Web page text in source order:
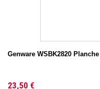
Genware WSBK2820
23,50 €